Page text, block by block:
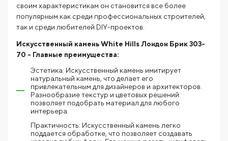
своим характеристикам он становится все более
популярным как среди профессиональных строителей,
так и среди любителей DIY-проектов.
Искусственный камень White Hills Лондон Брик 303-
70 - Главные преимущества:
Эстетика: Искусственный камень имитирует
натуральный камень, что делает его
привлекательным для дизайнеров и архитекторов.
Разнообразие текстур и цветовых решений
позволяет подобрать материал для любого
интерьера.
Практичность: Искусственный камень легко
поддается обработке, что позволяет создавать